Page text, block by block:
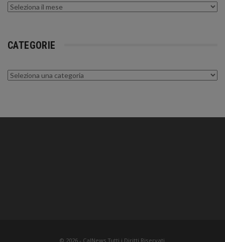
Archivi
CATEGORIE
Categorie
© 2026 - CalNews.Tutti i Diritti Riservati.